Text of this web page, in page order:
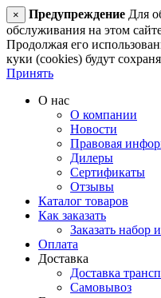
× Предупреждение Для
обслуживания на этом
Продолжая его
куки (cookies) будут
Принять
О нас
О компании
Новости
Правовая
Дилеры
Сертификаты
Отзывы
Каталог товаров
Как заказать
Заказать набор
Оплата
Доставка
Доставка
Самовывоз